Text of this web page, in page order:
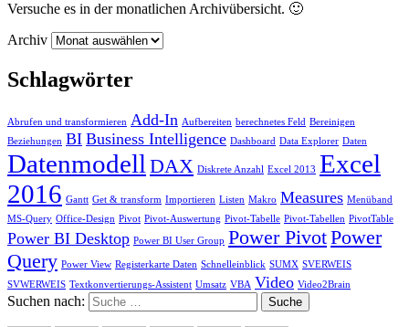
Versuche es in der monatlichen Archivübersicht. 🙂
Archiv
Schlagwörter
Abrufen und transformieren Add-In Aufbereiten berechnetes Feld Bereinigen
Beziehungen BI Business Intelligence Dashboard Data Explorer Daten
Datenmodell DAX Diskrete Anzahl Excel 2013 Excel
2016 Gantt Get & transform Importieren Listen Makro Measures Menüband
MS-Query Office-Design Pivot Pivot-Auswertung Pivot-Tabelle Pivot-Tabellen PivotTable
Power BI Desktop Power BI User Group Power PivotPower
Query Power View Registerkarte Daten Schnelleinblick SUMX SVERWEIS
SVWERWEIS Textkonvertierungs-Assistent Umsatz VBA Video Video2Brain
Suchen nach: